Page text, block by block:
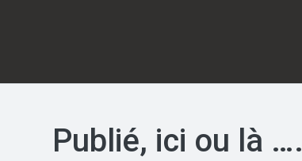
Publié, ici ou là ….